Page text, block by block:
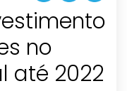
no
até 2022